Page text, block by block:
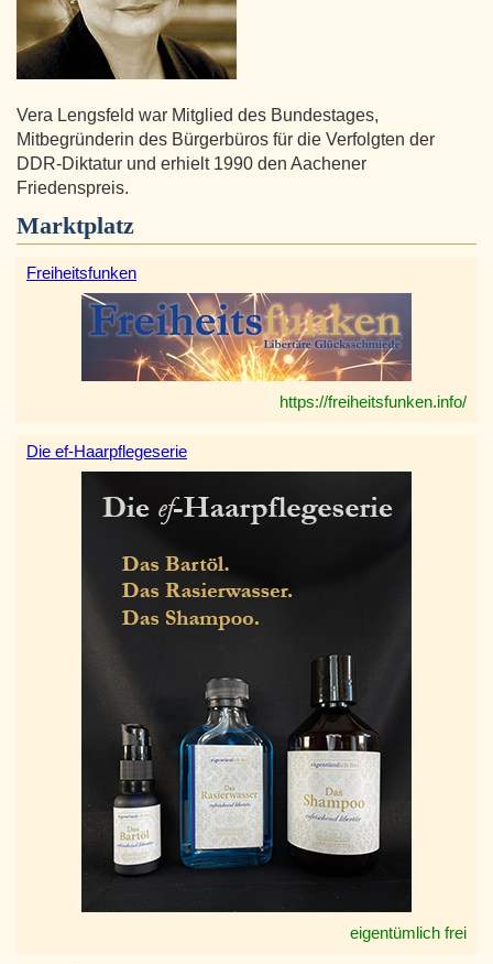
Vera Lengsfeld war Mitglied des Bundestages,
Mitbegründerin des Bürgerbüros für die Verfolgten der
DDR-Diktatur und erhielt 1990 den Aachener
Friedenspreis.
Marktplatz
Freiheitsfunken
https://freiheitsfunken.info/
Die ef-Haarpflegeserie
eigentümlich frei